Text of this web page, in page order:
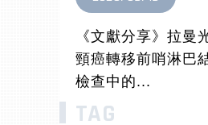
《文獻分享》拉曼
頸癌轉移前哨淋巴
檢查中的...